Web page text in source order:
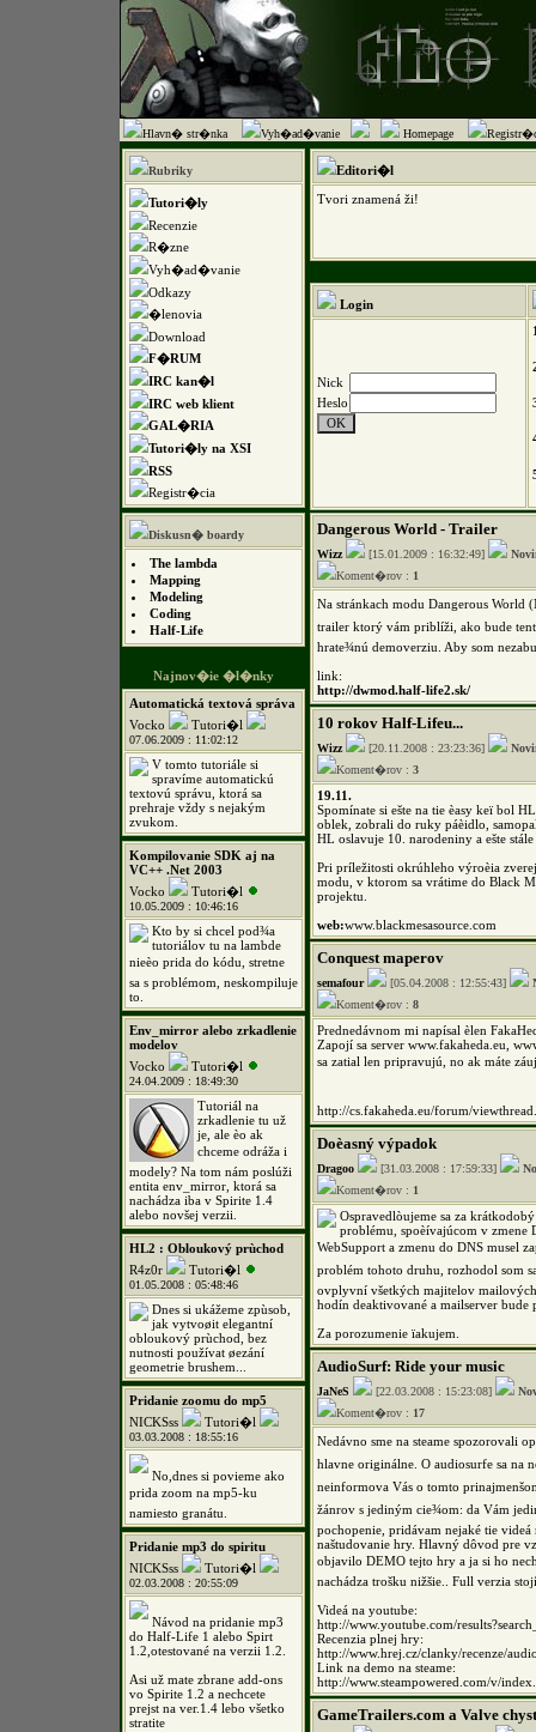
Hlavn� str�nka Vyh�ad�vanie Homepage
Rubriky
Tutori�ly
Recenzie
R�zne
Vyh�ad�vanie
Odkazy
�lenovia
Download
F�RUM
IRC kan�l
IRC web klient
GAL�RIA
Tutori�ly na XSI
RSS
Registr�cia
Diskusn� boardy
The lambda
Mapping
Modeling
Coding
Half-Life
Najnov�ie �l�nky
Automatická textová správa
Vocko
Tutori�l
07.06.2009 : 11:02:12
V tomto tutoriále si
spravíme automatickú
textovú správu, ktorá sa
prehraje vždy s nejakým
zvukom.
Kompilovanie SDK aj na
VC++ .Net 2003
Vocko
Tutori�l
10.05.2009 : 10:46:16
Kto by si chcel pod¾a
tutoriálov tu na lambde
nieèo prida do kódu, stretne
sa s problémom, neskompiluje
to.
Env_mirror alebo zrkadlenie
modelov
Vocko
Tutori�l
24.04.2009 : 18:49:30
Tutoriál na
zrkadlenie tu už
je, ale èo ak
chceme odráža i
modely? Na tom nám poslúži
entita env_mirror, ktorá sa
nachádza iba v Spirite 1.4
alebo novšej verzii.
HL2 : Obloukový prùchod
R4z0r
Tutori�l
01.05.2008 : 05:48:46
Dnes si ukážeme zpùsob,
jak vytvoøit elegantní
obloukový prùchod, bez
nutnosti používat øezání
geometrie brushem...
Pridanie zoomu do mp5
NICKSss
Tutori�l
03.03.2008 : 18:55:16
No,dnes si povieme ako
prida zoom na mp5-ku
namiesto granátu.
Pridanie mp3 do spiritu
NICKSss
Tutori�l
02.03.2008 : 20:55:09
Návod na pridanie mp3
do Half-Life 1 alebo Spirt
1.2,otestované na verzii 1.2.
Asi už mate zbrane add-ons
vo Spirite 1.2 a nechcete
prejst na ver.1.4 lebo všetko
stratite
Editori�l
Tvori znamená ži!
Login
Nick
Heslo
Dangerous World - Trailer
Wizz [15.01.2009 : 16:32:49]
Koment�rov : 1
Na stránkach modu Dangerous World
trailer ktorý vám priblíži, ako bude
hrate¾nú demoverziu. Aby som
link:
http://dwmod.half-life2.sk/
10 rokov Half-Lifeu...
Wizz [20.11.2008 : 23:23:36]
Koment�rov : 3
19.11.
Spomínate si ešte na tie èasy keï bol
oblek, zobrali do ruky páèidlo,
HL oslavuje 10. narodeniny a ešte
Pri príležitosti okrúhleho výroèia
modu, v ktorom sa vrátime do Black
projektu.
web:www.blackmesasource.com
Conquest maperov
semafour [05.04.2008 : 12:55:43]
Koment�rov : 8
Prednedávnom mi napísal èlen
Zapojí sa server www.fakaheda.eu,
sa zatial len pripravujú, no ak máte
http://cs.fakaheda.eu/forum/
Doèasný výpadok
Dragoo [31.03.2008 : 17:59:33]
Koment�rov : 1
Ospravedlòujeme sa za
problému, spoèívajúcom v zmene
WebSupport a zmenu do DNS musel
problém tohoto druhu, rozhodol som
ovplyvní všetkých majitelov
hodín deaktivované a mailserver bude
Za porozumenie ïakujem.
AudioSurf: Ride your music
JaNeS [22.03.2008 : 15:23:08]
Koment�rov : 17
Nedávno sme na steame spozorovali
hlavne originálne. O audiosurfe sa na
neinformova Vás o tomto
žánrov s jediným cie¾om: da Vám
pochopenie, pridávam nejaké tie
naštudovanie hry. Hlavný dôvod pre
objavilo DEMO tejto hry a ja si ho
nachádza trošku nižšie.. Full verzia
Videá na youtube:
http://www.youtube.com/
Recenzia plnej hry:
http://www.hrej.cz/clanky/recenze/
Link na demo na steame:
http://www.steampowered.com/v/
GameTrailers.com a Valve